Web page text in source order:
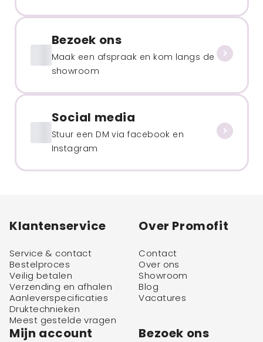
Bezoek ons
Maak een afspraak en kom langs de
showroom
Social media
Stuur een DM via facebook en
Instagram
Klantenservice
Service & contact
Bestelproces
Veilig betalen
Verzending en afhalen
Aanleverspecificaties
Druktechnieken
Meest gestelde vragen
Over Promofit
Contact
Over ons
Showroom
Blog
Vacatures
Mijn account Bezoek ons